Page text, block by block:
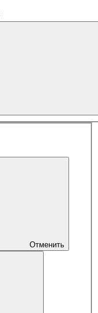
Отменить